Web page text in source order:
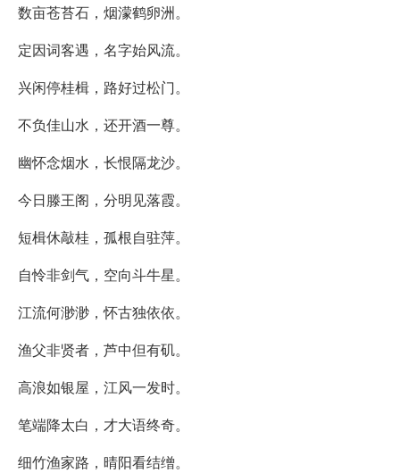
数亩苍苔石，烟濛鹤卵洲。
定因词客遇，名字始风流。
兴闲停桂楫，路好过松门。
不负佳山水，还开酒一尊。
幽怀念烟水，长恨隔龙沙。
今日滕王阁，分明见落霞。
短楫休敲桂，孤根自驻萍。
自怜非剑气，空向斗牛星。
江流何渺渺，怀古独依依。
渔父非贤者，芦中但有矶。
高浪如银屋，江风一发时。
笔端降太白，才大语终奇。
细竹渔家路，晴阳看结缯。